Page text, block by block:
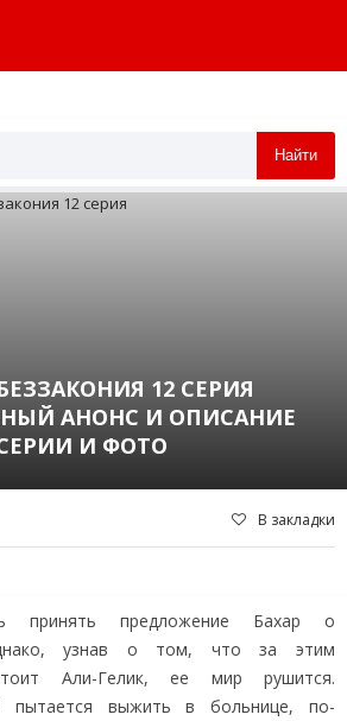
Найти
12 СЕРИЯ
АНОНС И ОПИСАНИЕ
И ФОТО
В закладки
принять предложение Бахар о
узнав о том, что за этим
Али-Гелик, ее мир рушится.
пытается выжить в больнице, по-